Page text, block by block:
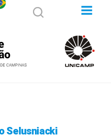
Selusniacki